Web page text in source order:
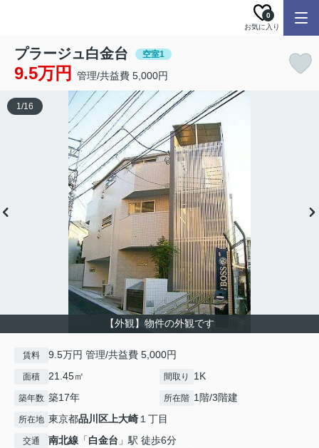
お気に入り
0
プラージュ白金台 空室1
9.5万円 管理/共益費 5,000円
【外観】物件の外観です
1/16
賃料 9.5万円 管理/共益費 5,000円
面積 21.45㎡ 間取り 1K
築年数 築17年 所在階 1階/3階建
所在地 東京都品川区上大崎１丁目
交通 南北線 「白金台 」駅 徒歩6分